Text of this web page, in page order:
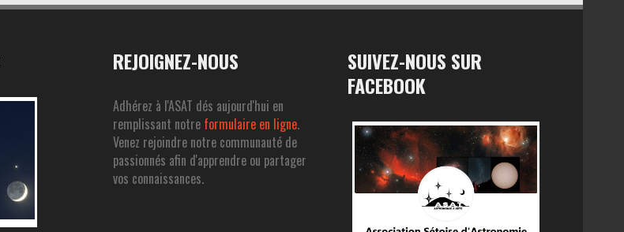
REJOIGNEZ-NOUS
Adhérez à l'ASAT dés aujourd'hui en
remplissant notre formulaire en ligne.
Venez rejoindre notre communauté de
passionnés afin d'apprendre ou partager
vos connaissances.
SUIVEZ-NOUS SUR
FACEBOOK